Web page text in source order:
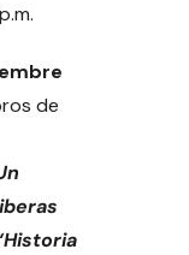
de